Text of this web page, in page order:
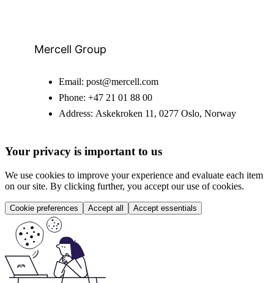
Mercell Group
Email: post@mercell.com
Phone: +47 21 01 88 00
Address: Askekroken 11, 0277 Oslo, Norway
Your privacy is important to us
We use cookies to improve your experience and evaluate each item
on our site. By clicking further, you accept our use of cookies.
Cookie preferences Accept all Accept essentials